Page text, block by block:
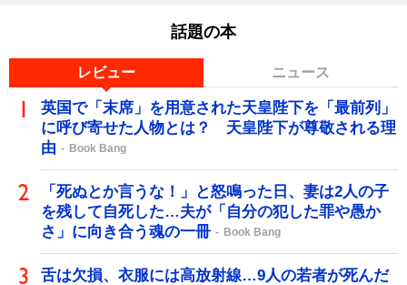
話題の本
レビュー ニュース
英国で「末席」を用意された天皇陛下を「最前列」
に呼び寄せた人物とは？ 天皇陛下が尊敬される理
由
Book Bang
「死ぬとか言うな！」と怒鳴った日、妻は2人の子
を残して自死した…夫が「自分の犯した罪や愚か
さ」に向き合う魂の一冊
Book Bang
舌は欠損、衣服には高放射線…9人の若者が死んだ